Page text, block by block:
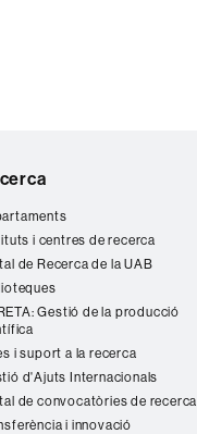
i centres de recerca
de Recerca de la UAB
Gestió de la producció
i suport a la recerca
d'Ajuts Internacionals
de convocatòries de recerca
i innovació